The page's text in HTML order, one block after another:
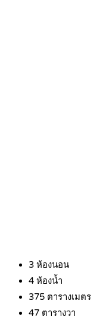
3 ห้องนอน
4 ห้องน้ำ
375 ตารางเมตร
47 ตารางวา